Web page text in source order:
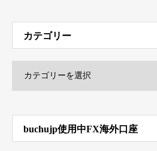
カテゴリー
buchujp使用中FX海外口座